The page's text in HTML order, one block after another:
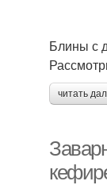
Блины с
читать